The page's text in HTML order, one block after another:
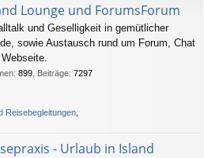
Lounge und ForumsForum
und Geselligkeit in gemütlicher
sowie Austausch rund um Forum, Chat
: 899 Beiträge: 7297
Reisebegleitungen,
- Urlaub in Island